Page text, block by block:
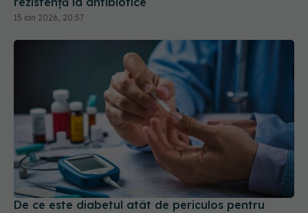
De ce este diabetul atât de periculos pentru
inimă și ce investigație îți poate salva viața
07 iun 2026, 15:00